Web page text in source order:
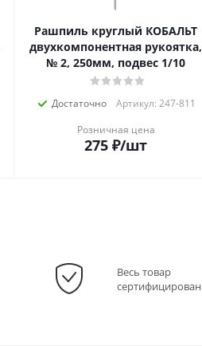
Рашпиль круглый КОБАЛЬТ
двухкомпонентная рукоятка,
№ 2, 250мм, подвес 1/10
Достаточно
Артикул: 247-811
Розничная цена
275 ₽/шт
Весь товар
сертифицирован